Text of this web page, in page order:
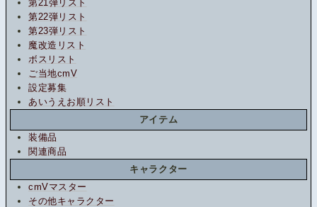
第21弾リスト
第22弾リスト
第23弾リスト
魔改造リスト
ボスリスト
ご当地cmV
設定募集
あいうえお順リスト
アイテム
装備品
関連商品
キャラクター
cmVマスター
その他キャラクター